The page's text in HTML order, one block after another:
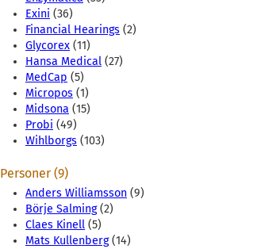
Exini (36)
Financial Hearings (2)
Glycorex (11)
Hansa Medical (27)
MedCap (5)
Micropos (1)
Midsona (15)
Probi (49)
Wihlborgs (103)
Personer (9)
Anders Williamsson (9)
Börje Salming(2)
Claes Kinell (5)
Mats Kullenberg(14)